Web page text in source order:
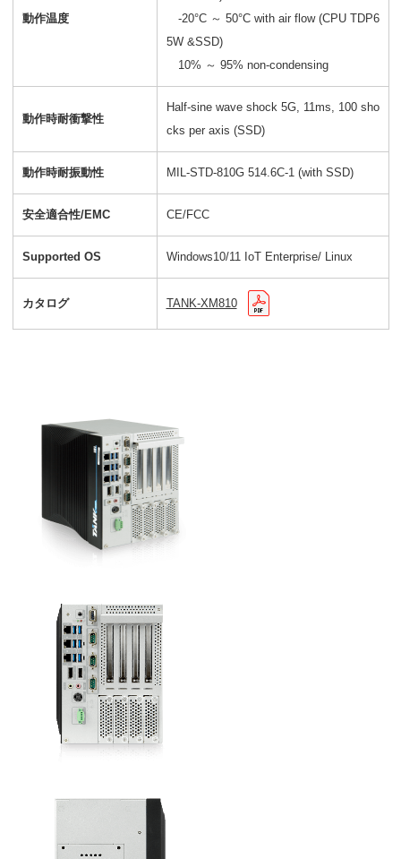
動作温度
-20°C ～ 50°C with air flow (CPU TDP6
5W &SSD)
10% ～ 95% non-condensing
動作時耐衝撃性
Half-sine wave shock 5G, 11ms, 100 sho
cks per axis (SSD)
動作時耐振動性 MIL-STD-810G 514.6C-1 (with SSD)
安全適合性/EMC CE/FCC
Supported OS Windows10/11 IoT Enterprise/ Linux
カタログ TANK-XM810